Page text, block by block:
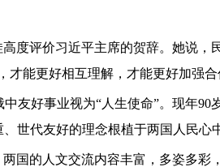
度评价习近平主席的贺辞。她说，
能更好相互理解，才能更好加强
友好事业视为“人生使命”。现年
世代友好的理念根植于两国人民心
国的人文交流内容丰富，多姿多